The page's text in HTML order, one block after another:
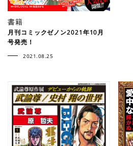
書籍
月刊コミックゼノン2021年10月
号発売！
2021.08.25